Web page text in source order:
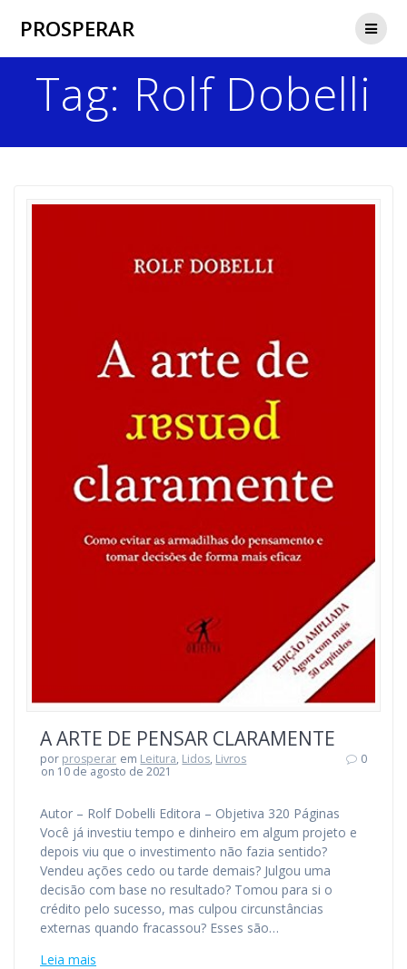
PROSPERAR
Tag: Rolf Dobelli
A ARTE DE PENSAR CLARAMENTE
por prosperar em Leitura, Lidos, Livros
on 10 de agosto de 2021
0
Autor – Rolf Dobelli Editora – Objetiva 320 Páginas
Você já investiu tempo e dinheiro em algum projeto e
depois viu que o investimento não fazia sentido?
Vendeu ações cedo ou tarde demais? Julgou uma
decisão com base no resultado? Tomou para si o
crédito pelo sucesso, mas culpou circunstâncias
externas quando fracassou? Esses são…
Leia mais